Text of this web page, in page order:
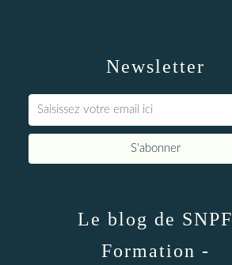
Newsletter
Le blog de SNPF
Formation -